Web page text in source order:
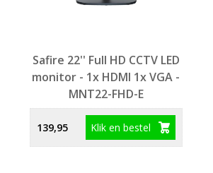
Safire 22'' Full HD CCTV LED
monitor - 1x HDMI 1x VGA -
MNT22-FHD-E
139,95 Klik en bestel